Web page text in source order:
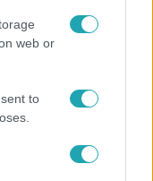
web or
to